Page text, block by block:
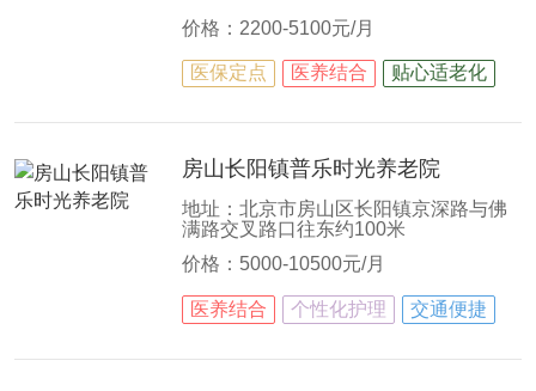
价格：2200-5100元/月
医保定点 医养结合 贴心适老化
房山长阳镇普乐时光养老院
地址：北京市房山区长阳镇京深路与佛
满路交叉路口往东约100米
价格：5000-10500元/月
医养结合 个性化护理 交通便捷